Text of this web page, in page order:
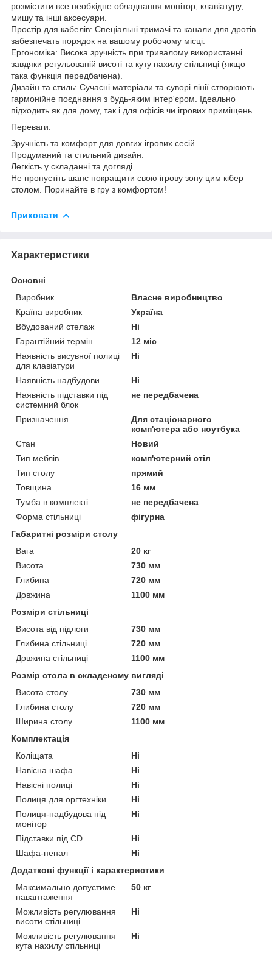
розмістити все необхідне обладнання монітор, клавіатуру,
мишу та інші аксесуари.
Простір для кабелів: Спеціальні тримачі та канали для дротів
забезпечать порядок на вашому робочому місці.
Ергономіка: Висока зручність при тривалому використанні
завдяки регульованій висоті та куту нахилу стільниці (якщо
така функція передбачена).
Дизайн та стиль: Сучасні матеріали та суворі лінії створюють
гармонійне поєднання з будь-яким інтер'єром. Ідеально
підходить як для дому, так і для офісів чи ігрових приміщень.
Переваги:
Зручність та комфорт для довгих ігрових сесій.
Продуманий та стильний дизайн.
Легкість у складанні та догляді.
Не пропустіть шанс покращити свою ігрову зону цим кібер
столом. Поринайте в гру з комфортом!
Приховати
Характеристики
Основні
Виробник
Власне виробництво
Країна виробник
Україна
Вбудований стелаж
Ні
Гарантійний термін
12 міс
Наявність висувної полиці
для клавіатури
Ні
Наявність надбудови
Ні
Наявність підставки під
системний блок
не передбачена
Призначення
Для стаціонарного
комп'ютера або ноутбука
Стан
Новий
Тип меблів
комп'ютерний стіл
Тип столу
прямий
Товщина
16 мм
Тумба в комплекті
не передбачена
Форма стільниці
фігурна
Габаритні розміри столу
Вага
20 кг
Висота
730 мм
Глибина
720 мм
Довжина
1100 мм
Розміри стільниці
Висота від підлоги
730 мм
Глибина стільниці
720 мм
Довжина стільниці
1100 мм
Розмір стола в складеному вигляді
Висота столу
730 мм
Глибина столу
720 мм
Ширина столу
1100 мм
Комплектація
Коліщата
Ні
Навісна шафа
Ні
Навісні полиці
Ні
Полиця для оргтехніки
Ні
Полиця-надбудова під
монітор
Ні
Підставки під СD
Ні
Шафа-пенал
Ні
Додаткові функції і характеристики
Максимально допустиме
навантаження
50 кг
Можливість регулювання
висоти стільниці
Ні
Можливість регулювання
кута нахилу стільниці
Ні